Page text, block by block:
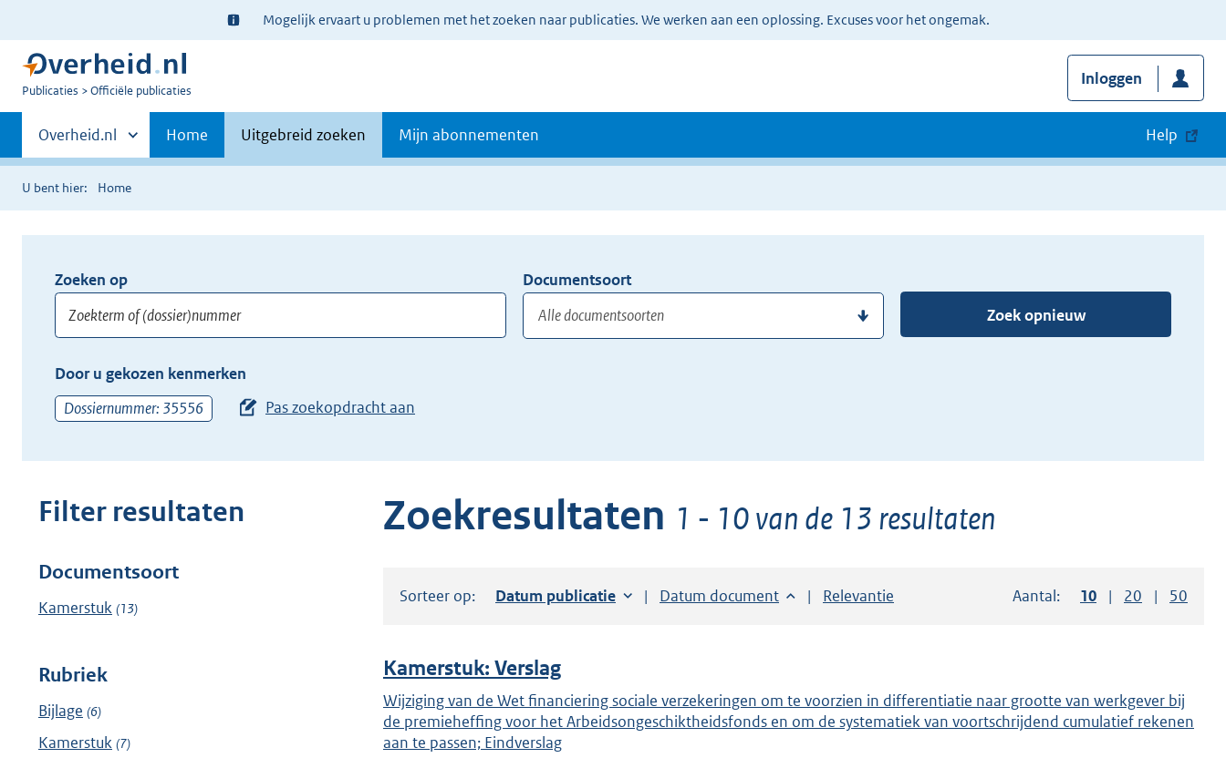
Ter
informatie:
Mogelijk ervaart u problemen met het zoeken naar publicaties. We werken aan een oplossing. Excuses voor het ongemak.
U
Publicaties Officiële publicaties
Inloggen
Primaire
navigatie
Andere
sites
binnen
Overheid.nl Home Uitgebreid zoeken Mijn abonnementen Help
U bent hier: Home
Opnieuw
zoeken:
Zoeken op
of
(dossier)nummer
hier
uw
zoekterm
in
Documentsoort
Gebruik
om
krijgen
suggesties.
Druk
om
ENTER
Zoek opnieuw
Door u gekozen kenmerken
Dossiernummer: 35556
Pas zoekopdracht aan
Filter resultaten
Filter
resultaten
Documentsoort
Kamerstuk (13)
Rubriek
Bijlage (6)
Kamerstuk (7)
Zoekresultaten 1 - 10 van de 13 resultaten
Sorteer op: Sorteer op:
Datum publicatie Sorteer op:
Datum document Sorteer op:
Relevantie Aantal: Toon
10 resultaten per
Toon
20 resultaten
Toon
50
Kamerstuk: Verslag
Wijziging van de Wet financiering sociale verzekeringen om te voorzien in differentiatie naar grootte van werkgever bij
de premieheffing voor het Arbeidsongeschiktheidsfonds en om de systematiek van voortschrijdend cumulatief rekenen
aan te passen; Eindverslag